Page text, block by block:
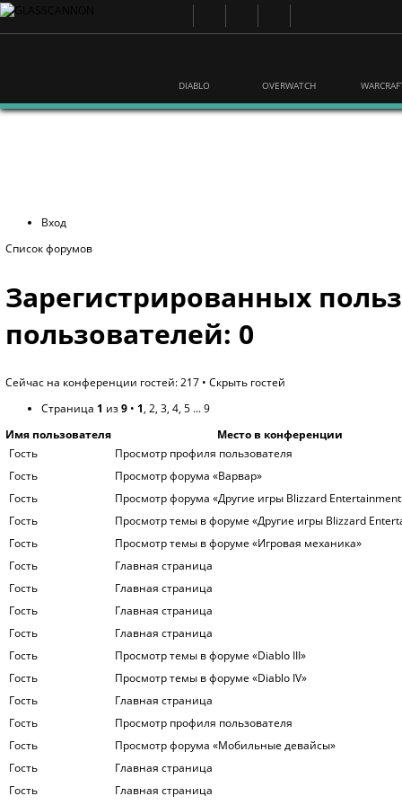
DIABLO OVERWATCH
Вход
Список форумов
Зарегистрированных
пользователей: 0
Сейчас на конференции гостей: 217 • Скрыть гостей
Страница 1 из9 • 1, 2, 3, 4, 5 ...9
Имя пользователя
Место в конференции
Гость
Просмотр профиля пользователя
Гость
Просмотр форума «Варвар»
Гость
Просмотр форума «Другие игры Blizzard
Гость
Просмотр темы в форуме «Другие игры Blizzard
Гость
Просмотр темы в форуме «Игровая механика»
Гость
Главная страница
Гость
Главная страница
Гость
Главная страница
Гость
Главная страница
Гость
Просмотр темы в форуме «Diablo III»
Гость
Просмотр темы в форуме «Diablo IV»
Гость
Главная страница
Гость
Просмотр профиля пользователя
Гость
Просмотр форума «Мобильные девайсы»
Гость
Главная страница
Гость
Главная страница